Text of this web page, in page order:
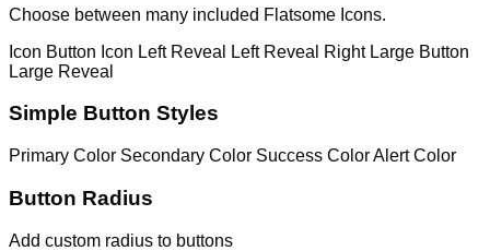
Choose between many included Flatsome Icons.
Icon Button Icon Left Reveal Left Reveal Right Large Button
Large Reveal
Simple Button Styles
Primary Color Secondary Color Success ColorAlert Color
Button Radius
Add custom radius to buttons